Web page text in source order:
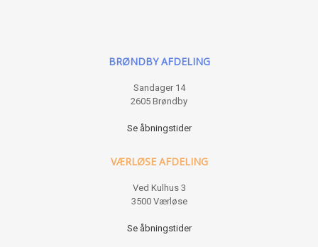
BRØNDBY AFDELING
Sandager 14
2605 Brøndby
Se åbningstider
VÆRLØSE AFDELING
Ved Kulhus 3
3500 Værløse
Se åbningstider